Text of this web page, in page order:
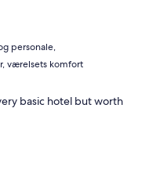
personale,
værelsets komfort
basic hotel but worth